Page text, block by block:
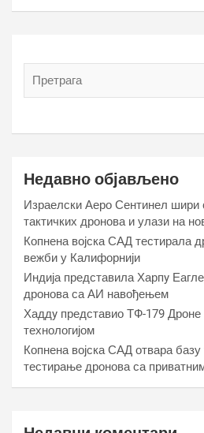
Недавно објављено
Израелски Аеро Сентинел шири
тактичких дронова и улази на
Копнена војска САД тестирала
вежби у Калифорнији
Индија представила Харпy
дронова са АИ навођењем
Хаддy представио ТФ-179
технологијом
Копнена војска САД отвара
тестирање дронова са